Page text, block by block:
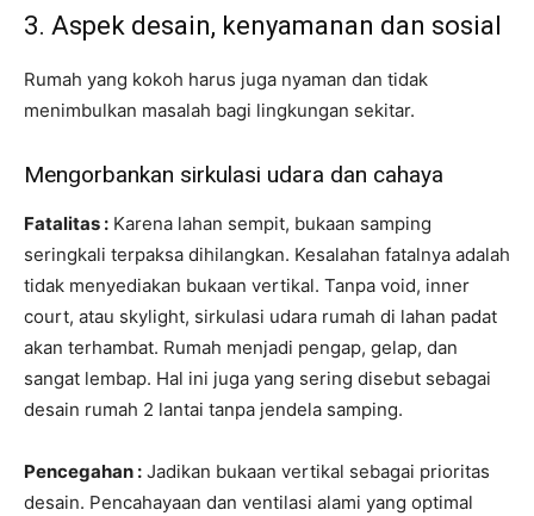
3. Aspek desain, kenyamanan dan sosial
Rumah yang kokoh harus juga nyaman dan tidak
menimbulkan masalah bagi lingkungan sekitar.
Mengorbankan sirkulasi udara dan cahaya
Fatalitas : Karena lahan sempit, bukaan samping
seringkali terpaksa dihilangkan. Kesalahan fatalnya adalah
tidak menyediakan bukaan vertikal. Tanpa void, inner
court, atau skylight, sirkulasi udara rumah di lahan padat
akan terhambat. Rumah menjadi pengap, gelap, dan
sangat lembap. Hal ini juga yang sering disebut sebagai
desain rumah 2 lantai tanpa jendela samping.
Pencegahan : Jadikan bukaan vertikal sebagai prioritas
desain. Pencahayaan dan ventilasi alami yang optimal